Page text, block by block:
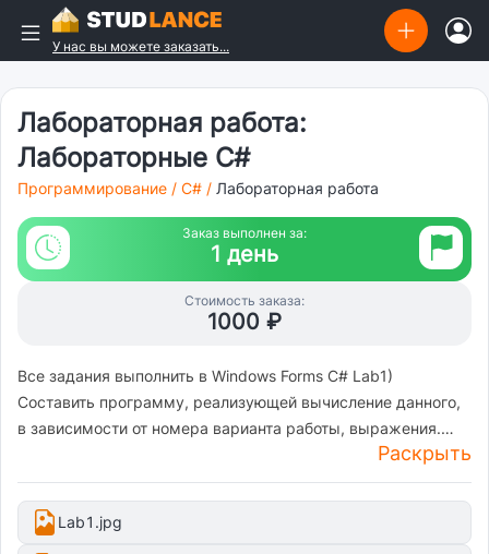
У нас вы можете заказать...
Лабораторная работа:
Лабораторные C#
Программирование / C# / Лабораторная работа
Заказ выполнен за:
1 день
Стоимость заказа:
1000 ₽
Все задания выполнить в Windows Forms C# Lab1)
Составить программу, реализующей вычисление данного,
в зависимости от номера варианта работы, выражения.
Lab2) С помощью одномерного массива Lab3) С помощью
двухмерного массива Lab4) Решить
Раскрыть
Lab1.jpg